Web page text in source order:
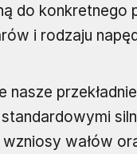
do
i rodzaju
wałów